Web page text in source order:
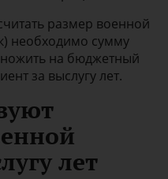
размер военной
необходимо сумму
на бюджетный
за выслугу лет.
лет